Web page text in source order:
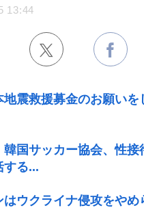
13:44
地震救援募金のお願い
韓国サッカー協会、性
する...
ウクライナ侵攻をやめ